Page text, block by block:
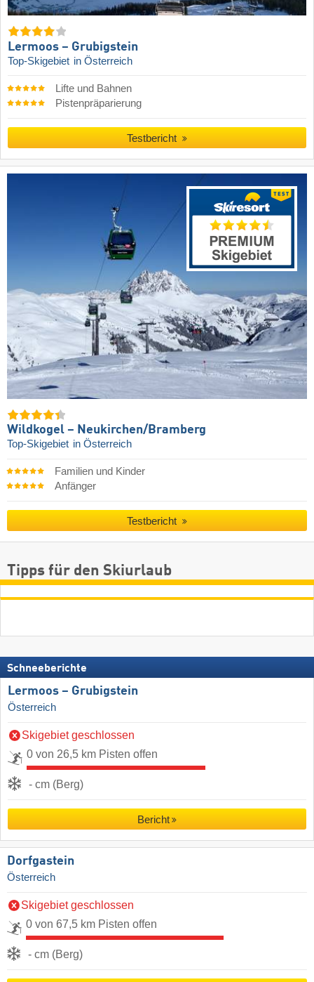
Lermoos – Grubigstein
Top-Skigebiet in Österreich
Lifte und Bahnen
Pistenpräparierung
Testbericht
Wildkogel – Neukirchen/​Bramberg
Top-Skigebiet in Österreich
Familien und Kinder
Anfänger
Testbericht
Tipps für den Skiurlaub
Schneeberichte
Lermoos – Grubigstein
Österreich
Skigebiet geschlossen
0 von 26,5 km Pisten offen
- cm (Berg)
Bericht
Dorfgastein
Österreich
Skigebiet geschlossen
0 von 67,5 km Pisten offen
- cm (Berg)